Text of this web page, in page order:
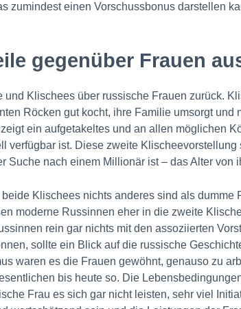
zumindest einen Vorschussbonus darstellen
gegenüber Frauen
und Klischees über russische Frauen zurück.
Röcken gut kocht, ihre Familie umsorgt und
ein aufgetakeltes und an allen möglichen
verfügbar ist. Diese zweite
Suche nach einem Millionär ist – das Alter von
Klischees nichts anderes sind als dumme
moderne Russinnen eher in die zweite
rein gar nichts mit den assoziierten
sollte ein Blick auf die russische
waren es die Frauen gewöhnt, genauso zu
bis heute so. Die
Frau es sich gar nicht leisten, sehr viel